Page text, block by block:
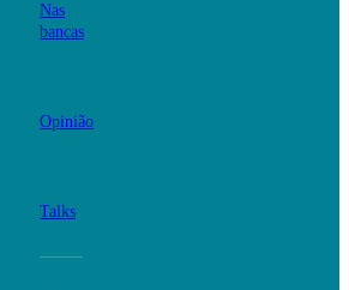
Nas
bancas
Opinião
Talks